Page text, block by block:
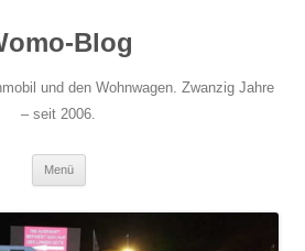
Blog
und den Wohnwagen. Zwanzig Jahre
– seit 2006.
Menü